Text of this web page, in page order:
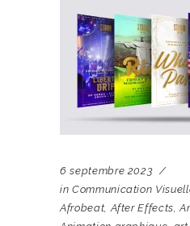
6 septembre 2023
in Communication
Afrobeat After Effects ,